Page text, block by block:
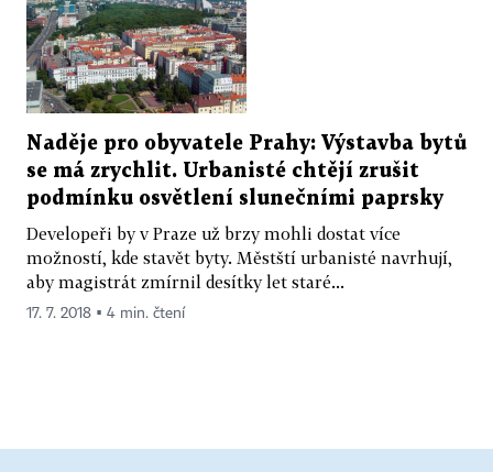
Naděje pro obyvatele Prahy: Výstavba bytů
se má zrychlit. Urbanisté chtějí zrušit
podmínku osvětlení slunečními paprsky
Developeři by v Praze už brzy mohli dostat více
možností, kde stavět byty. Městští urbanisté navrhují,
aby magistrát zmírnil desítky let staré...
17. 7. 2018 ▪ 4 min. čtení